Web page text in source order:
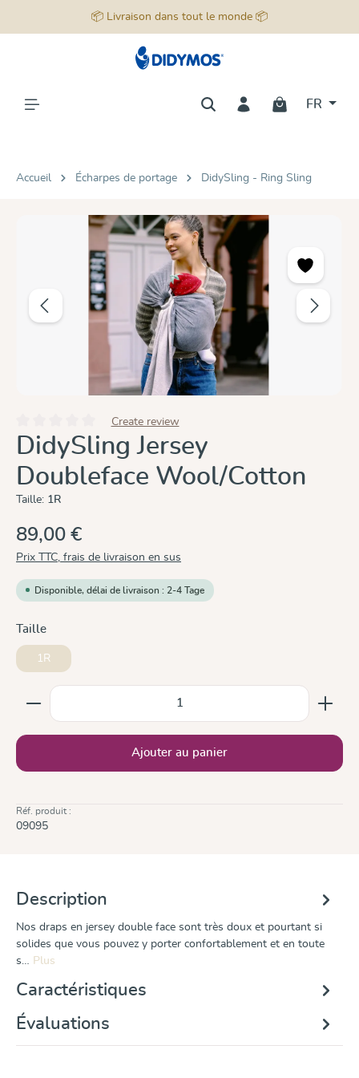
📦 Livraison dans tout le monde 📦
FR
Accueil Écharpes de portage DidySling - Ring Sling
Ignorer la galerie d'images
Note moyenne de 0 sur 5 étoiles
Create review
DidySling Jersey
Doubleface Wool/Cotton
Taille: 1R
89,00 €
Prix TTC, frais de livraison en sus
Disponible, délai de livraison : 2-4 Tage
Sélectionnez
Taille
1R
Quantité de produit : Entrez la quantité souhaitée
Ajouter au panier
Réf. produit :
09095
Description
Nos draps en jersey double face sont très doux et pourtant si
solides que vous pouvez y porter confortablement et en toute
s… Plus
Caractéristiques
Évaluations